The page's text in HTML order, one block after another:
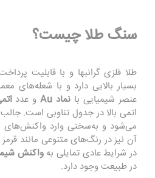
سنگ طلا چیست؟
طلا فلزی گرانبها و با قابلیت
بسیار بالایی دارد و با شعله‌های
عنصر شیمیایی با نماد Au و عدد
اتمی بالا در جدول تناوبی است.
می‌شود و به‌سختی وارد واکنش‌های
آن نیز در رنگ‌های متنوعی مانند
در شرایط عادی تمایلی بهواکنش
در طبیعت وجود دارد.